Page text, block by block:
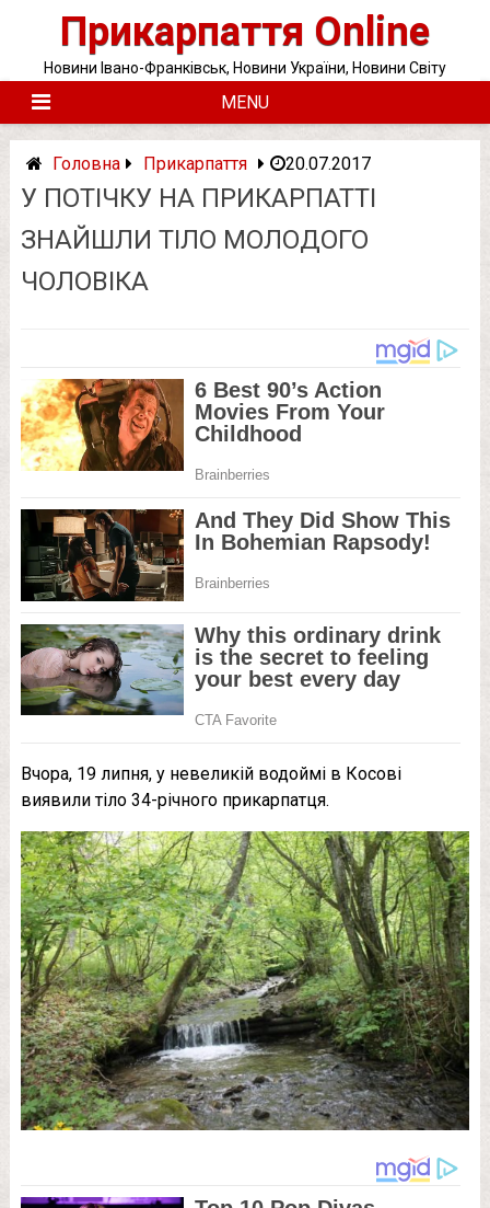
Прикарпаття Online
Новини Івано-Франківськ, Новини України, Новини Світу
MENU
Головна Прикарпаття 20.07.2017
У ПОТІЧКУ НА ПРИКАРПАТТІ
ЗНАЙШЛИ ТІЛО МОЛОДОГО
ЧОЛОВІКА
Вчора, 19 липня, у невеликій водоймі в Косові
виявили тіло 34-річного прикарпатця.